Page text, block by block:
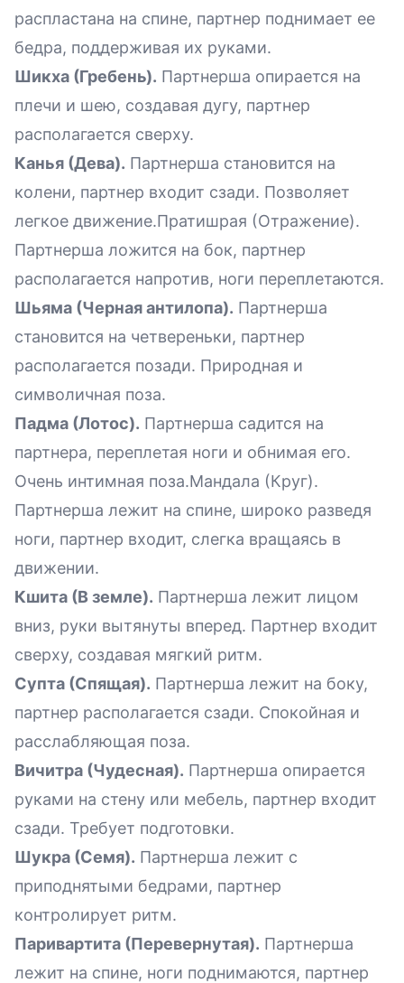
распластана на спине, партнер поднимает ее
бедра, поддерживая их руками.
Шикха (Гребень). Партнерша опирается на
плечи и шею, создавая дугу, партнер
располагается сверху.
Канья (Дева). Партнерша становится на
колени, партнер входит сзади. Позволяет
легкое движение.Пратишрая (Отражение).
Партнерша ложится на бок, партнер
располагается напротив, ноги переплетаются.
Шьяма (Черная антилопа). Партнерша
становится на четвереньки, партнер
располагается позади. Природная и
символичная поза.
Падма (Лотос). Партнерша садится на
партнера, переплетая ноги и обнимая его.
Очень интимная поза.Мандала (Круг).
Партнерша лежит на спине, широко разведя
ноги, партнер входит, слегка вращаясь в
движении.
Кшита (В земле). Партнерша лежит лицом
вниз, руки вытянуты вперед. Партнер входит
сверху, создавая мягкий ритм.
Супта (Спящая). Партнерша лежит на боку,
партнер располагается сзади. Спокойная и
расслабляющая поза.
Вичитра (Чудесная). Партнерша опирается
руками на стену или мебель, партнер входит
сзади. Требует подготовки.
Шукра (Семя). Партнерша лежит с
приподнятыми бедрами, партнер
контролирует ритм.
Паривартита (Перевернутая). Партнерша
лежит на спине, ноги поднимаются, партнер